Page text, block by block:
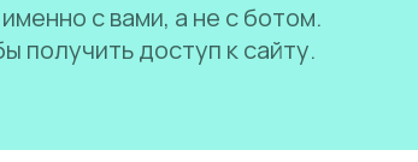
с вами, а не с ботом.
получить доступ к сайту.